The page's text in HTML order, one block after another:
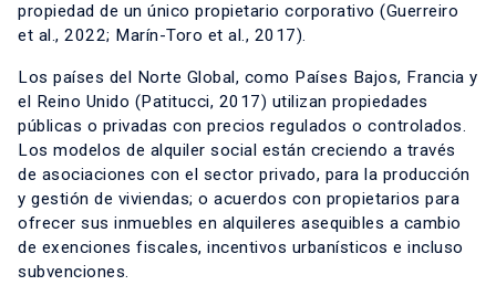
propiedad de un único propietario corporativo (Guerreiro
et al., 2022; Marín-Toro et al., 2017).
Los países del Norte Global, como Países Bajos, Francia y
el Reino Unido (Patitucci, 2017) utilizan propiedades
públicas o privadas con precios regulados o controlados.
Los modelos de alquiler social están creciendo a través
de asociaciones con el sector privado, para la producción
y gestión de viviendas; o acuerdos con propietarios para
ofrecer sus inmuebles en alquileres asequibles a cambio
de exenciones fiscales, incentivos urbanísticos e incluso
subvenciones.